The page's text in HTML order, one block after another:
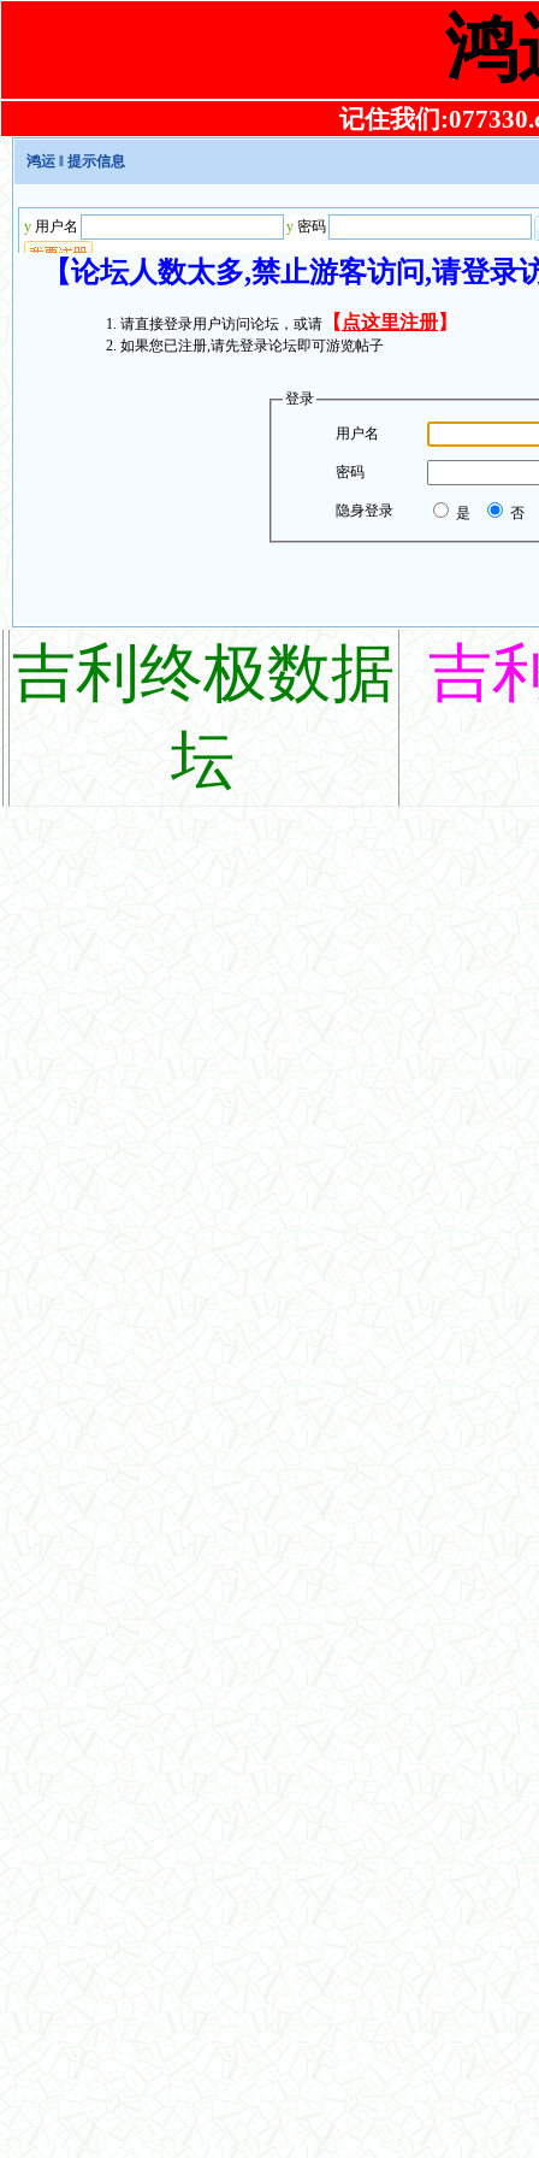
鸿
记住我们
鸿运 ‖ 提示信息
【论坛人数太多,禁止游客访问,请登
请直接登录用户访问论坛，或请 【 点这里注册】
如果您已注册,请先登录论坛即可游览帖子
登录
用户名
密码
隐身登录 是 否
吉利终极数据
坛
吉